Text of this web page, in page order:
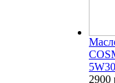
2900